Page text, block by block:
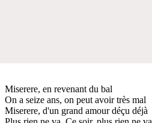
Miserere, en revenant du bal
On a seize ans, on peut avoir très mal
Miserere, d'un grand amour déçu déjà